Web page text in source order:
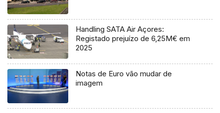
Handling SATA Air Açores:
Registado prejuízo de 6,25M€ em
2025
Notas de Euro vão mudar de
imagem